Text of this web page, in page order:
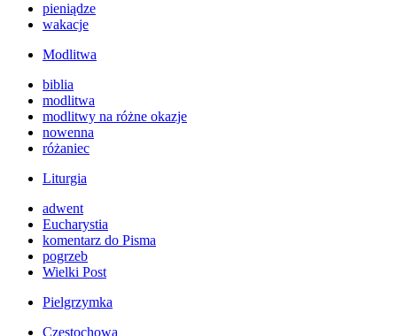
pieniądze
wakacje
Modlitwa
biblia
modlitwa
modlitwy na różne okazje
nowenna
różaniec
Liturgia
adwent
Eucharystia
komentarz do Pisma
pogrzeb
Wielki Post
Pielgrzymka
Częstochowa